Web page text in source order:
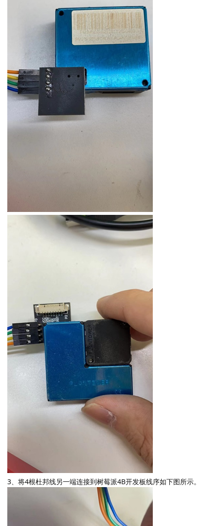
3、将4根杜邦线另一端连接到树莓派4B开发板线序如下图所示。